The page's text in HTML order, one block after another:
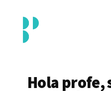
contenido
principal
menu
Piedrahita
docenteHola profe,